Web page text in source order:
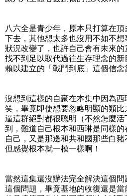
八六全是青少年，原本只打算在
下去，其他想太多也沒用不如不
狀況改變了，也許自己會有未來
找不到足以取代過往生存理念的
賴以建立的「戰鬥到底」這個信念
沒想到這樣的自豪在本集中因為
笑，畢竟即使想要忽略明顯的類
逼這群絕對都很聰明（不然怎麼
到，難道自己根本和西琳是同樣
自己，又是那邊和共和國那些白豬
但感覺根本就一模一樣啊！
當然這集還沒辦法完全解決這個問
這個問題，畢竟基地的收復還是